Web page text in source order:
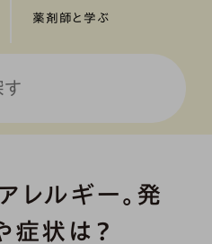
薬剤師と学ぶ
レルギー。発
症状は？